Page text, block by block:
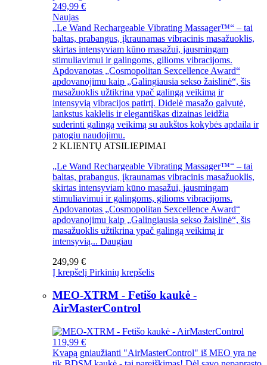
249,99 €
Naujas
„Le Wand Rechargeable Vibrating Massager™“ – tai
baltas, prabangus, įkraunamas vibracinis masažuoklis,
skirtas intensyviam kūno masažui, jausmingam
stimuliavimui ir galingoms, gilioms vibracijoms.
Apdovanotas „Cosmopolitan Sexcellence Award“
apdovanojimu kaip „Galingiausia sekso žaislinė“, šis
masažuoklis užtikrina ypač galingą veikimą ir
intensyvią vibracijos patirtį. Didelė masažo galvutė,
lankstus kaklelis ir elegantiškas dizainas leidžia
suderinti galingą veikimą su aukštos kokybės apdaila ir
patogiu naudojimu.
2 KLIENTŲ ATSILIEPIMAI
„Le Wand Rechargeable Vibrating Massager™“ – tai
baltas, prabangus, įkraunamas vibracinis masažuoklis,
skirtas intensyviam kūno masažui, jausmingam
stimuliavimui ir galingoms, gilioms vibracijoms.
Apdovanotas „Cosmopolitan Sexcellence Award“
apdovanojimu kaip „Galingiausia sekso žaislinė“, šis
masažuoklis užtikrina ypač galingą veikimą ir
intensyvią... Daugiau
249,99 €
Į krepšelį Pirkinių krepšelis
MEO-XTRM - Fetišo kaukė -
AirMasterControl
119,99 €
Kvapą gniaužianti "AirMasterControl" iš MEO yra ne